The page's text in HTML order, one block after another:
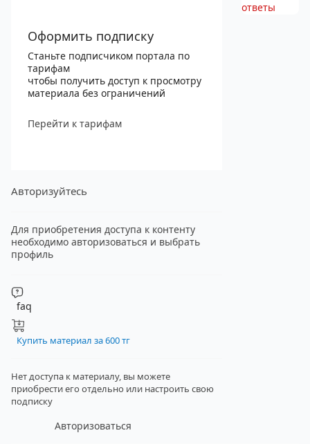
Оформить подписку
Станьте подписчиком портала по
тарифам
чтобы получить доступ к просмотру
материала без ограничений
Перейти к тарифам
Авторизуйтесь
Для приобретения доступа к контенту
необходимо авторизоваться и выбрать
профиль
faq
Купить материал за 600 тг
Нет доступа к материалу, вы можете
приобрести его отдельно или настроить свою
подписку
Авторизоваться
ответы